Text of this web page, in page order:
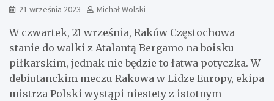
21 września 2023 Michał Wolski
W czwartek, 21 września, Raków Częstochowa
stanie do walki z Atalantą Bergamo na boisku
piłkarskim, jednak nie będzie to łatwa potyczka. W
debiutanckim meczu Rakowa w Lidze Europy, ekipa
mistrza Polski wystąpi niestety z istotnym